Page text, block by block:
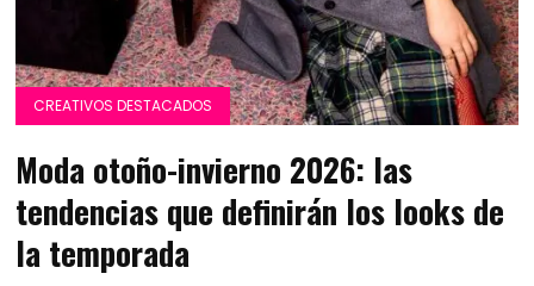
CREATIVOS DESTACADOS
Moda otoño-invierno 2026: las
tendencias que definirán los looks de
la temporada